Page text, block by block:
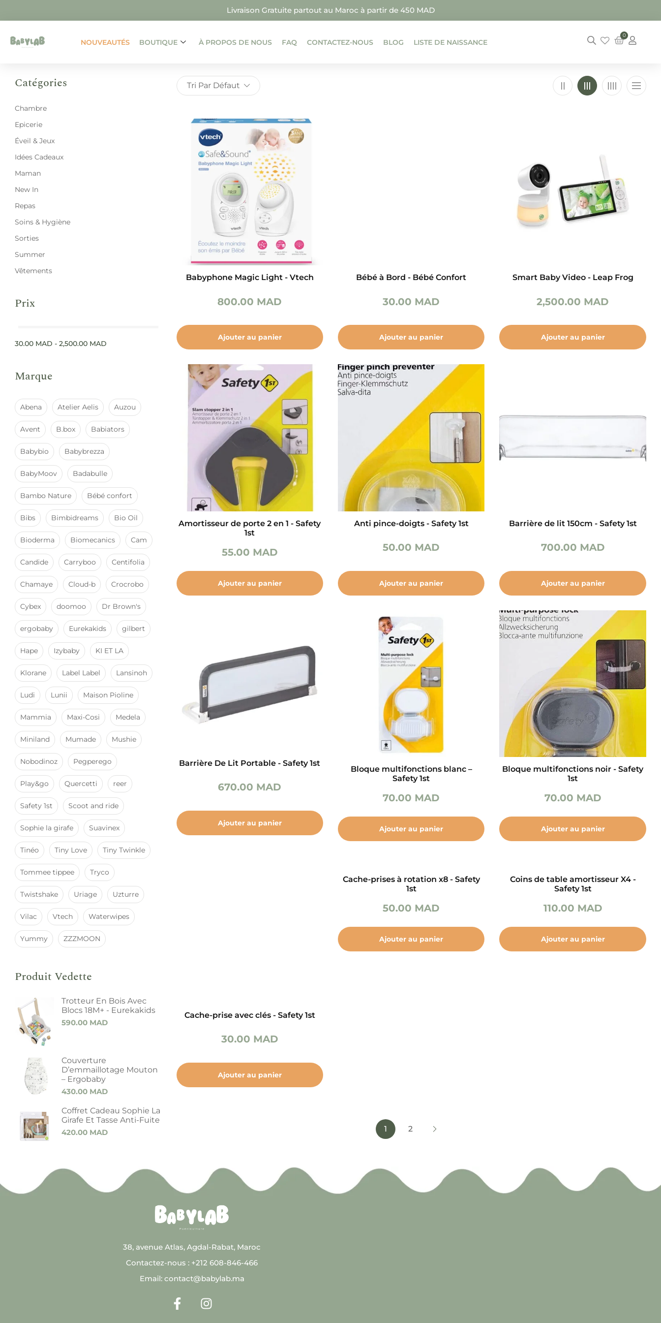
Livraison Gratuite partout au Maroc à partir de 450 MAD
NOUVEAUTÉS BOUTIQUE À PROPOS DE NOUS FAQ CONTACTEZ-NOUS BLOG LISTE DE NAISSANCE
0
Catégories
Chambre
Epicerie
Éveil & Jeux
Idées Cadeaux
Maman
New In
Repas
Soins & Hygiène
Sorties
Summer
Vêtements
Prix
30.00 MAD - 2,500.00 MAD
Marque
Abena Atelier Aelis Auzou
Avent B.box Babiators
Babybio Babybrezza
BabyMoov Badabulle
Bambo Nature Bébé confort
Bibs Bimbidreams Bio Oil
Bioderma Biomecanics Cam
Candide Carryboo Centifolia
Chamaye Cloud-b Crocrobo
Cybex doomoo Dr Brown's
ergobaby Eurekakids gilbert
Hape Izybaby KI ET LA
Klorane Label Label Lansinoh
Ludi Lunii Maison Pioline
Mammia Maxi-Cosi Medela
Miniland Mumade Mushie
Nobodinoz Pegperego
Play&go Quercetti reer
Safety 1st Scoot and ride
Sophie la girafe Suavinex
Tinéo Tiny Love Tiny Twinkle
Tommee tippee Tryco
Twistshake Uriage Uzturre
Vilac Vtech Waterwipes
Yummy ZZZMOON
Produit Vedette
Trotteur En Bois Avec
Blocs 18M+ - Eurekakids
590.00 MAD
Couverture
D’emmaillotage Mouton
– Ergobaby
430.00 MAD
Coffret Cadeau Sophie La
Girafe Et Tasse Anti-Fuite
420.00 MAD
Tri Par Défaut
Babyphone Magic Light - Vtech
800.00 MAD
Ajouter au panier
Bébé à Bord - Bébé Confort
30.00 MAD
Ajouter au panier
Smart Baby Video - Leap Frog
2,500.00 MAD
Ajouter au panier
Amortisseur de porte 2 en 1 - Safety
1st
55.00 MAD
Ajouter au panier
Anti pince-doigts - Safety 1st
50.00 MAD
Ajouter au panier
Barrière de lit 150cm - Safety 1st
700.00 MAD
Ajouter au panier
Barrière De Lit Portable - Safety 1st
670.00 MAD
Ajouter au panier
Bloque multifonctions blanc –
Safety 1st
70.00 MAD
Ajouter au panier
Bloque multifonctions noir - Safety
1st
70.00 MAD
Ajouter au panier
Cache-prise avec clés - Safety 1st
30.00 MAD
Ajouter au panier
Cache-prises à rotation x8 - Safety
1st
50.00 MAD
Ajouter au panier
Coins de table amortisseur X4 -
Safety 1st
110.00 MAD
Ajouter au panier
1 2
38, avenue Atlas, Agdal-Rabat, Maroc
Contactez-nous : +212 608-846-466
Email: contact@babylab.ma